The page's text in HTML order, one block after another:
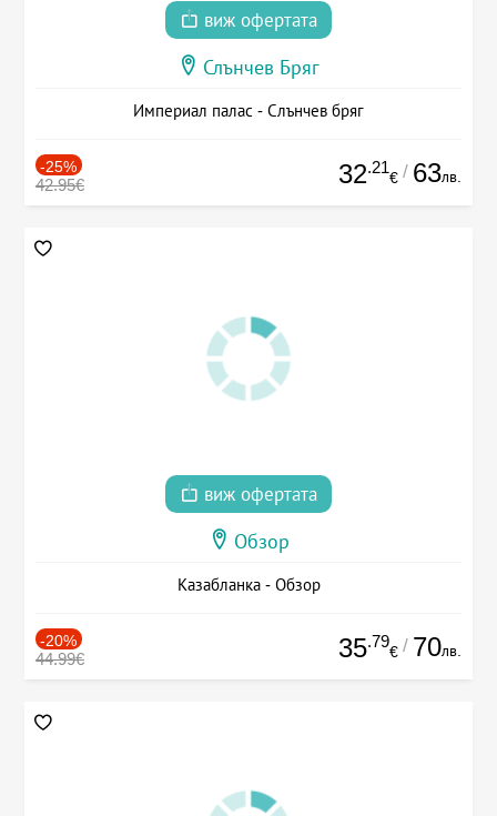
виж офертата
Слънчев Бряг
Империал палас - Слънчев бряг
-25%
42.95€ 32.21
€ / 63лв.
виж офертата
Обзор
Казабланка - Обзор
-20%
44.99€ 35.79
€ / 70лв.